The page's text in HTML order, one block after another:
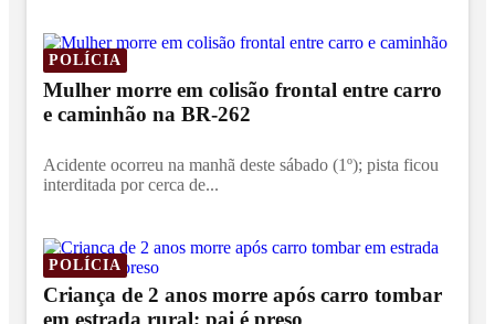
POLÍCIA
Mulher morre em colisão frontal entre carro
e caminhão na BR-262
Acidente ocorreu na manhã deste sábado (1º); pista ficou
interditada por cerca de...
POLÍCIA
Criança de 2 anos morre após carro tombar